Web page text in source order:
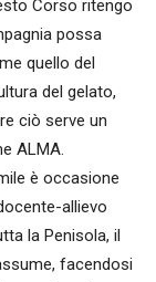
Corso ritengo
possa
quello del
del gelato,
ciò serve un
ALMA.
è occasione
allievo
la Penisola, il
facendosi